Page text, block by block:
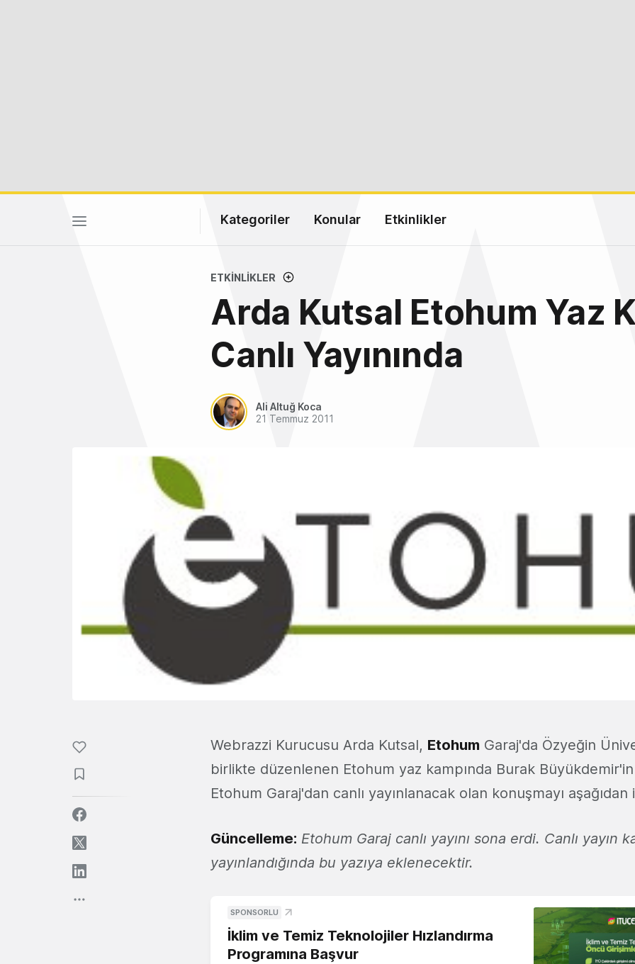
Kategoriler Konular Etkinlikler
ETKINLIKLER
Arda Kutsal Etohum Yaz
Canlı Yayınında
Ali Altuğ Koca
21 Temmuz 2011
Webrazzi Kurucusu Arda Kutsal, Etohum Garaj'da Özyeğin
birlikte düzenlenen Etohum yaz kampında Burak
Etohum Garaj'dan canlı yayınlanacak olan konuşmayı
Güncelleme: Etohum Garaj canlı yayını sona erdi. Canlı yayın
yayınlandığında bu yazıya eklenecektir.
SPONSORLU
İklim ve Temiz Teknolojiler Hızlandırma
Programına Başvur